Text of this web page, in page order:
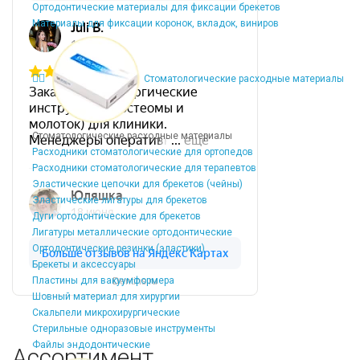
Ортодонтические материалы для фиксации брекетов
Материалы для фиксации коронок, вкладок, виниров
Стоматологические расходные материалы
Стоматологические расходные материалы
Расходники стоматологические для ортопедов
Расходники стоматологические для терапевтов
Эластические цепочки для брекетов (чейны)
Эластические лигатуры для брекетов
Дуги ортодонтические для брекетов
Лигатуры металлические ортодонтические
Ортодонтические резинки (эластики)
Брекеты и аксессуары
Пластины для вакуумформера
Шовный материал для хирургии
Скальпели микрохирургические
Стерильные одноразовые инструменты
Файлы эндодонтические
Dentins.ru